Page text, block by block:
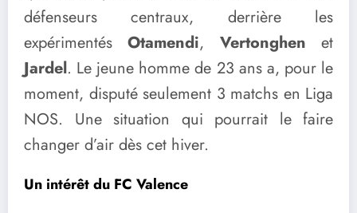
défenseurs centraux, derrière les
expérimentésOtamendi, Vertonghenet
Jardel. Le jeune homme de 23 ans a, pour le
moment, disputé seulement 3 matchs en Liga
NOS. Une situation qui pourrait le faire
changer d’air dès cet hiver.
Un intérêt du FC Valence